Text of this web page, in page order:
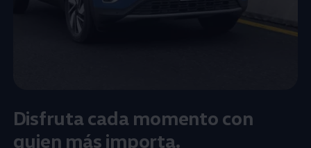
Disfruta cada momento con
quien más importa.​